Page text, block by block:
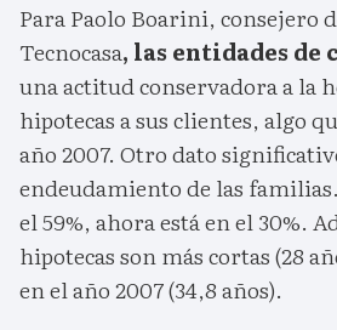
Para Paolo Boarini, consejero
Tecnocasa, las entidades de
una actitud conservadora a la
hipotecas a sus clientes, algo
año 2007. Otro dato
endeudamiento de las
el 59%, ahora está en el 30%.
hipotecas son más cortas (28
en el año 2007 (34,8 años).